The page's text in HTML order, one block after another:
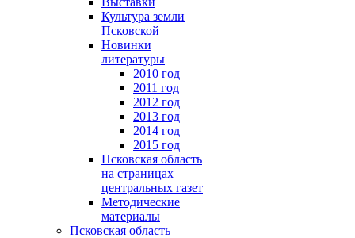
Культура земли
Псковской
Новинки
литературы
2010 год
2011 год
2012 год
2013 год
2014 год
2015 год
Псковская область
на страницах
центральных газет
Методические
материалы
Псковская область